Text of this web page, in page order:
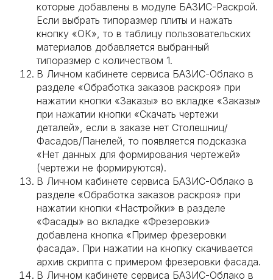
которые добавлены в модуле БАЗИС-Раскрой.
Если выбрать типоразмер плиты и нажать
кнопку «ОК», то в таблицу пользовательских
материалов добавляется выбранный
типоразмер с количеством 1.
В Личном кабинете сервиса БАЗИС-Облако в
разделе «Обработка заказов раскроя» при
нажатии кнопки «Заказы» во вкладке «Заказы»
при нажатии кнопки «Скачать чертежи
деталей», если в заказе нет Столешниц/
Фасадов/Панелей, то появляется подсказка
«Нет данных для формирования чертежей»
(чертежи не формируются).
В Личном кабинете сервиса БАЗИС-Облако в
разделе «Обработка заказов раскроя» при
нажатии кнопки «Настройки» в разделе
«Фасады» во вкладке «Фрезеровки»
добавлена кнопка «Пример фрезеровки
фасада». При нажатии на кнопку скачивается
архив скрипта с примером фрезеровки фасада.
В Личном кабинете сервиса БАЗИС-Облако в